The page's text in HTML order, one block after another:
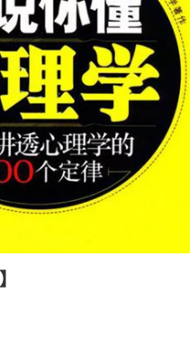
化妝保養 情趣用品